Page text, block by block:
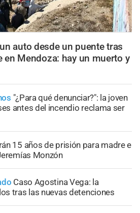
auto desde un puente tras
Mendoza: hay un muerto y
"¿Para qué denunciar?": la joven
antes del incendio reclama ser
15 años de prisión para madre e
Monzón
Caso Agostina Vega: la
tras las nuevas detenciones